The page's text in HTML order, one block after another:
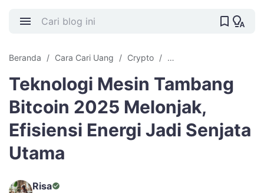
Beranda Cara Cari Uang Crypto Mesin Tambang Crypto
Teknologi Mesin Tambang
Bitcoin 2025 Melonjak,
Efisiensi Energi Jadi Senjata
Utama
Risa